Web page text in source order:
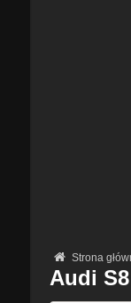
Strona
Audi